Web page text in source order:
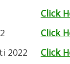
Click
Click
2022
Click